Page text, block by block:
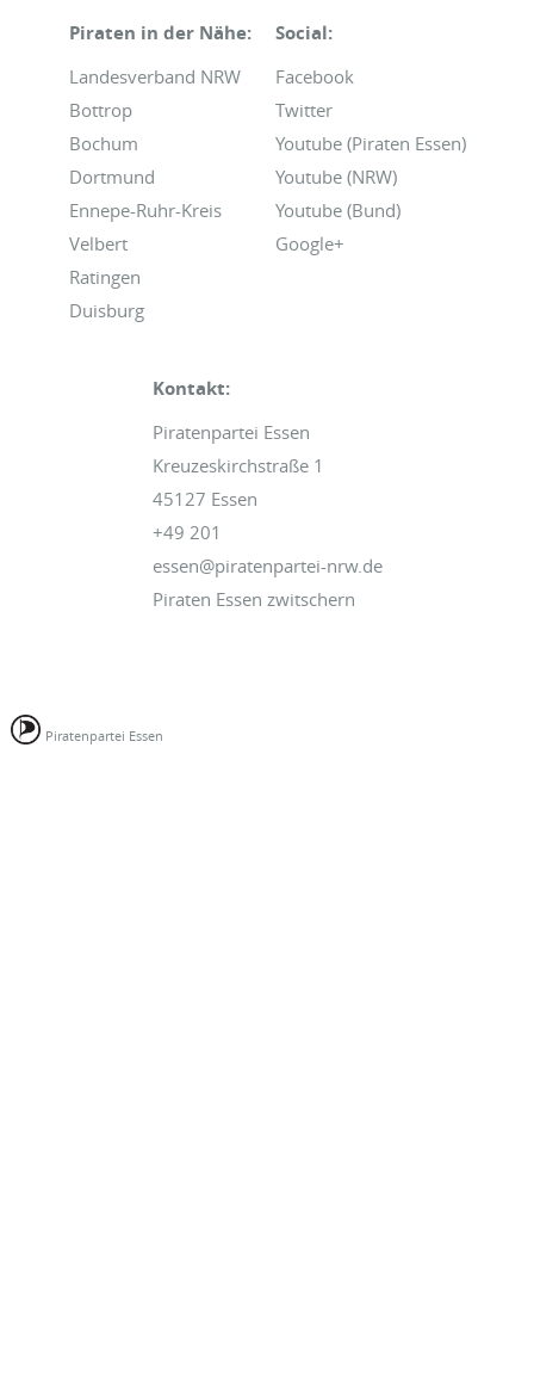
Piraten in der Nähe:
Landesverband NRW
Bottrop
Bochum
Dortmund
Ennepe-Ruhr-Kreis
Velbert
Ratingen
Duisburg
Social:
Facebook
Twitter
Youtube (Piraten Essen)
Youtube (NRW)
Youtube (Bund)
Google+
Kontakt:
Piratenpartei Essen
Kreuzeskirchstraße 1
45127 Essen
+49 201
essen@piratenpartei-nrw.de
Piraten Essen zwitschern
Piratenpartei Essen